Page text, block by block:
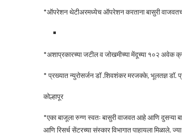
*ऑपरेशन थेटीअरमध्येच ऑपरेशन करताना बासुरी वाजवतच
*अशाप्रकारच्या जटील व जोखमीच्या मेंदूच्या १०२ अवेक
* प्रख्यात न्युरोसर्जन डॉ .शिवशंकर मरजक्के, भूलतज्ञ डॉ.
कोल्हापूर
*एका बाजूला रुग्ण स्वतः बासुरी वाजवत आहे आणि दुसऱ्या
आणि रिसर्च सेंटरच्या संस्कार विभागात पाहायला मिळाले.